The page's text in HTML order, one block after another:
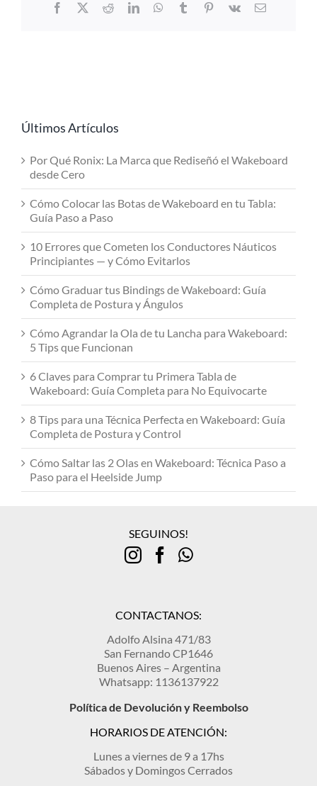
Facebook
X RedditLinkedInWhatsApp
TumblrPinterest
Vk Email
Últimos Artículos
Por Qué Ronix: La Marca que Rediseñó el Wakeboard
desde Cero
Cómo Colocar las Botas de Wakeboard en tu Tabla:
Guía Paso a Paso
10 Errores que Cometen los Conductores Náuticos
Principiantes — y Cómo Evitarlos
Cómo Graduar tus Bindings de Wakeboard: Guía
Completa de Postura y Ángulos
Cómo Agrandar la Ola de tu Lancha para Wakeboard:
5 Tips que Funcionan
6 Claves para Comprar tu Primera Tabla de
Wakeboard: Guía Completa para No Equivocarte
8 Tips para una Técnica Perfecta en Wakeboard: Guía
Completa de Postura y Control
Cómo Saltar las 2 Olas en Wakeboard: Técnica Paso a
Paso para el Heelside Jump
SEGUINOS!
CONTACTANOS:
Adolfo Alsina 471/83
San Fernando CP1646
Buenos Aires – Argentina
Whatsapp: 1136137922
Política de Devolución y Reembolso
HORARIOS DE ATENCIÓN:
Lunes a viernes de 9 a 17hs
Sábados y Domingos Cerrados